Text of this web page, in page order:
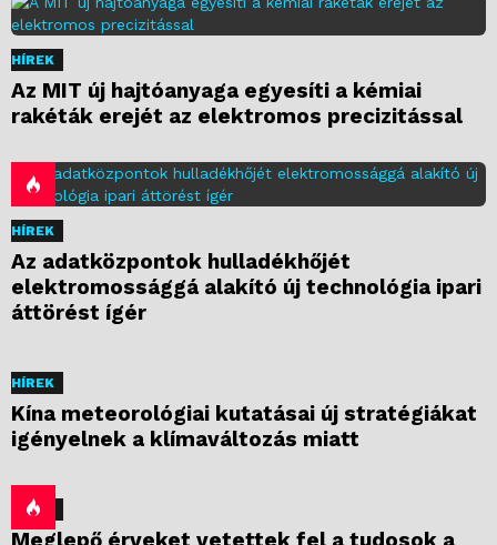
HÍREK
Az MIT új hajtóanyaga egyesíti a kémiai
rakéták erejét az elektromos precizitással
HÍREK
Az adatközpontok hulladékhőjét
elektromossággá alakító új technológia ipari
áttörést ígér
HÍREK
Kína meteorológiai kutatásai új stratégiákat
igényelnek a klímaváltozás miatt
HÍREK
Meglepő érveket vetettek fel a tudosok a